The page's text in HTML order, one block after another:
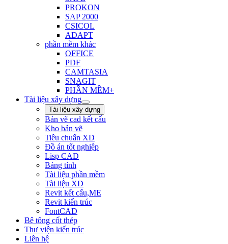
PROKON
SAP 2000
CSICOL
ADAPT
phần mềm khác
OFFICE
PDF
CAMTASIA
SNAGIT
PHẦN MỀM+
Tài liệu xây dựng
Tài liệu xây dựng
Bản vẽ cad kết cấu
Kho bản vẽ
Tiêu chuẩn XD
Đồ án tốt nghiệp
Lisp CAD
Bảng tính
Tài liệu phần mềm
Tài liệu XD
Revit kết cấu,ME
Revit kiến trúc
FontCAD
Bê tông cốt thép
Thư viện kiến trúc
Liên hệ